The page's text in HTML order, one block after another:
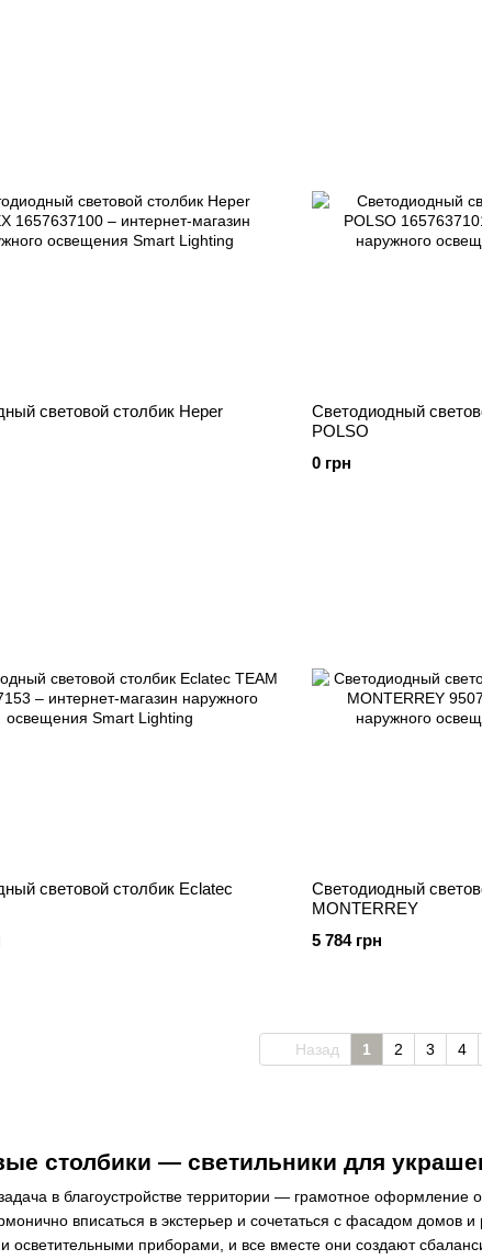
световой столбик Heper
Светодиодный
POLSO
0 грн
световой столбик Eclatec
Светодиодный
MONTERREY
5 784 грн
Назад 1 2 3 4
столбики — светильники для
в благоустройстве территории — грамотное
вписаться в экстерьер и сочетаться с фасадом домов
осветительными приборами, и все вместе они создают